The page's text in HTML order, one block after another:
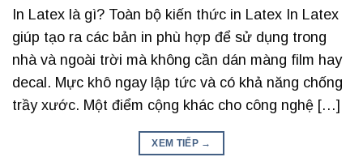
In Latex là gì? Toàn bộ kiến thức in Latex In Latex
giúp tạo ra các bản in phù hợp để sử dụng trong
nhà và ngoài trời mà không cần dán màng film hay
decal. Mực khô ngay lập tức và có khả năng chống
trầy xước. Một điểm cộng khác cho công nghệ […]
XEM TIẾP →